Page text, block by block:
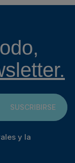
SUSCRIBIRSE
y la